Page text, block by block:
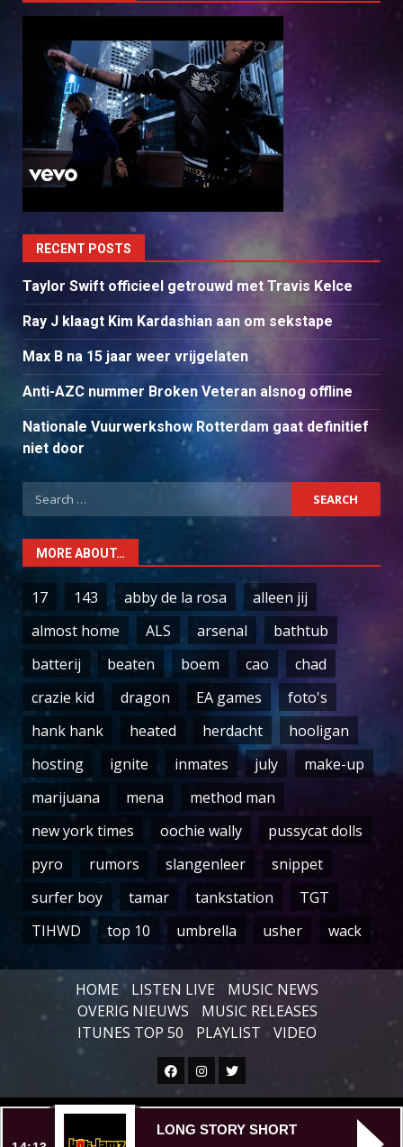
RECENT POSTS
Taylor Swift officieel getrouwd met Travis Kelce
Ray J klaagt Kim Kardashian aan om sekstape
Max B na 15 jaar weer vrijgelaten
Anti-AZC nummer Broken Veteran alsnog offline
Nationale Vuurwerkshow Rotterdam gaat definitief
niet door
Search
for:
MORE ABOUT…
17 143 abby de la rosa
alleen jij
almost home
ALS arsenal
bathtub
batterij
beaten boem cao
chad
crazie kid
dragon EA games
foto's
hank hank
heated herdacht
hooligan
hosting
ignite inmates july
make-up
marijuana
mena
method man
new york times
oochie wally
pussycat dolls
pyro
rumors slangenleer
snippet
surfer boy
tamar tankstation
TGT
TIHWD
top 10 umbrella usher wack
HOME LISTEN LIVE
MUSIC NEWS
OVERIG NIEUWS
MUSIC RELEASES
ITUNES TOP 50
PLAYLIST VIDEO
Facebook
Instagram
Twitter
Copyright © All rights reserved.
LONG STORY SHORT